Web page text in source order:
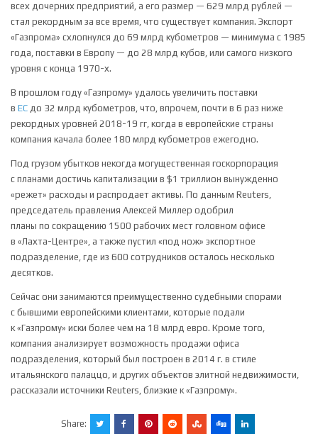
всех дочерних предприятий, а его размер — 629 млрд рублей —
стал рекордным за все время, что существует компания. Экспорт
«Газпрома» схлопнулся до 69 млрд кубометров — минимума с 1985
года, поставки в Европу — до 28 млрд кубов, или самого низкого
уровня с конца 1970-х.
В прошлом году «Газпрому» удалось увеличить поставки
в ЕС до 32 млрд кубометров, что, впрочем, почти в 6 раз ниже
рекордных уровней 2018-19 гг, когда в европейские страны
компания качала более 180 млрд кубометров ежегодно.
Под грузом убытков некогда могущественная госкорпорация
с планами достичь капитализации в $1 триллион вынужденно
«режет» расходы и распродает активы. По данным Reuters,
председатель правления Алексей Миллер одобрил
планы по сокращению 1500 рабочих мест головном офисе
в «Лахта-Центре», а также пустил «под нож» экспортное
подразделение, где из 600 сотрудников осталось несколько
десятков.
Сейчас они занимаются преимущественно судебными спорами
с бывшими европейскими клиентами, которые подали
к «Газпрому» иски более чем на 18 млрд евро. Кроме того,
компания анализирует возможность продажи офиса
подразделения, который был построен в 2014 г. в стиле
итальянского палаццо, и других объектов элитной недвижимости,
рассказали источники Reuters, близкие к «Газпрому».
Share: